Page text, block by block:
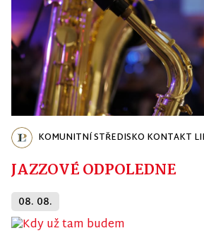
KOMUNITNÍ STŘEDISKO KONTAKT
JAZZOVÉ ODPOLEDNE
08. 08.